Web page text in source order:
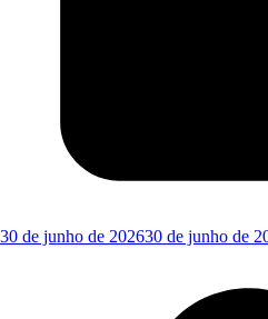
30 de junho de 202630 de junho de